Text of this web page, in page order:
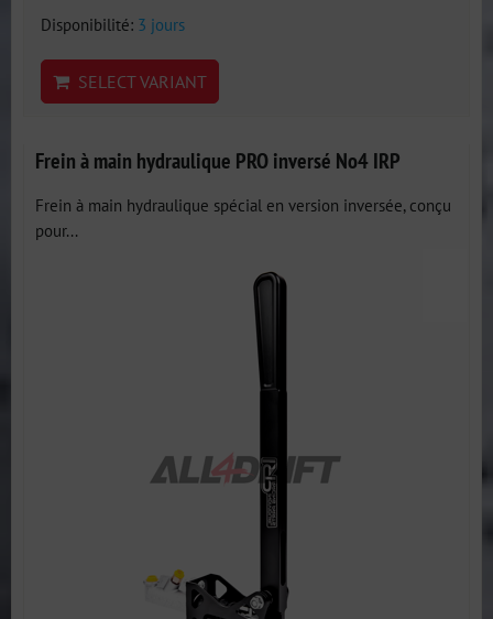
Disponibilité: 3 jours
SELECT VARIANT
Frein à main hydraulique PRO inversé No4 IRP
Frein à main hydraulique spécial en version inversée, conçu
pour...